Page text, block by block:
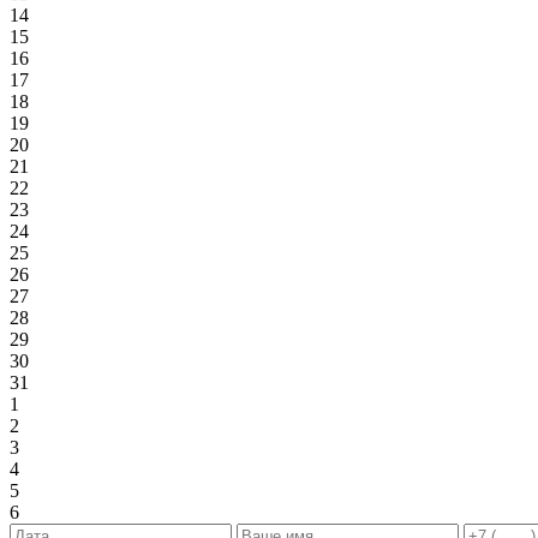
14
15
16
17
18
19
20
21
22
23
24
25
26
27
28
29
30
31
1
2
3
4
5
6